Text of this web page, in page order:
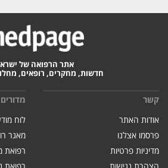
אתר הרפואה של
חדשות, מחקרים, רופאים,
קשר
אודות האתר
פרסמו אצלנו
מדיניות פרטיות
מדורים
לוח
מאגר
רפואת